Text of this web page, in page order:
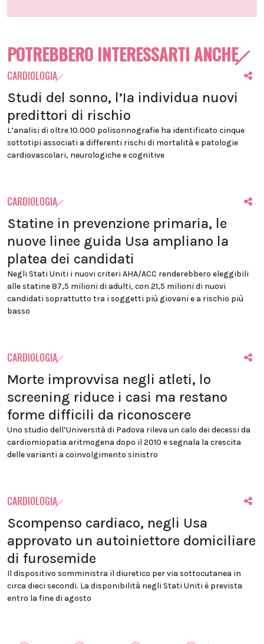
POTREBBERO INTERESSARTI ANCHE
CARDIOLOGIA
Studi del sonno, l’Ia individua nuovi
predittori di rischio
L’analisi di oltre 10.000 polisonnografie ha identificato cinque
sottotipi associati a differenti rischi di mortalità e patologie
cardiovascolari, neurologiche e cognitive
CARDIOLOGIA
Statine in prevenzione primaria, le
nuove linee guida Usa ampliano la
platea dei candidati
Negli Stati Uniti i nuovi criteri AHA/ACC renderebbero eleggibili
alle statine 87,5 milioni di adulti, con 21,5 milioni di nuovi
candidati soprattutto tra i soggetti più giovani e a rischio più
basso
CARDIOLOGIA
Morte improvvisa negli atleti, lo
screening riduce i casi ma restano
forme difficili da riconoscere
Uno studio dell’Università di Padova rileva un calo dei decessi da
cardiomiopatia aritmogena dopo il 2010 e segnala la crescita
delle varianti a coinvolgimento sinistro
CARDIOLOGIA
Scompenso cardiaco, negli Usa
approvato un autoiniettore domiciliare
di furosemide
Il dispositivo somministra il diuretico per via sottocutanea in
circa dieci secondi. La disponibilità negli Stati Uniti è prevista
entro la fine di agosto